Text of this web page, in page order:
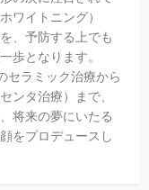
ワイトニング）
、予防する上でも
歩となります。
セラミック治療から
ンタ治療）まで、
将来の夢にいたる
をプロデュースし